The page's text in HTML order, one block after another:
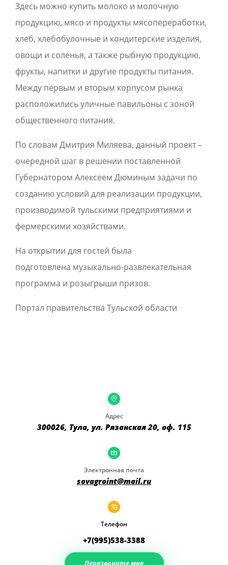
Здесь можно купить молоко и молочную
продукцию, мясо и продукты мясопереработки,
хлеб, хлебобулочные и кондитерские изделия,
овощи и соленья, а также рыбную продукцию,
фрукты, напитки и другие продукты питания.
Между первым и вторым корпусом рынка
расположились уличные павильоны с зоной
общественного питания.
По словам Дмитрия Миляева, данный проект –
очередной шаг в решении поставленной
Губернатором Алексеем Дюминым задачи по
созданию условий для реализации продукции,
производимой тульскими предприятиями и
фермерскими хозяйствами.
На открытии для гостей была
подготовлена музыкально-развлекательная
программа и розыгрыши призов.
Портал правительства Тульской области
Адрес
300026, Тула, ул. Рязанская 20, оф. 115
Электронная почта
sovagroint@mail.ru
Телефон
+7(995)538-3388
Перезвоните мне